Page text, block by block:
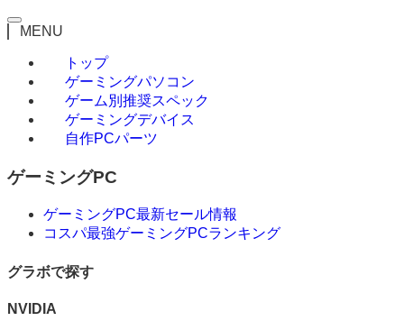
MENU
トップ
ゲーミングパソコン
ゲーム別推奨スペック
ゲーミングデバイス
自作PCパーツ
ゲーミングPC
ゲーミングPC最新セール情報
コスパ最強ゲーミングPCランキング
グラボで探す
NVIDIA